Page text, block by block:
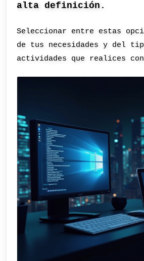
alta definición.
Seleccionar entre estas
de tus necesidades y del
actividades que realices